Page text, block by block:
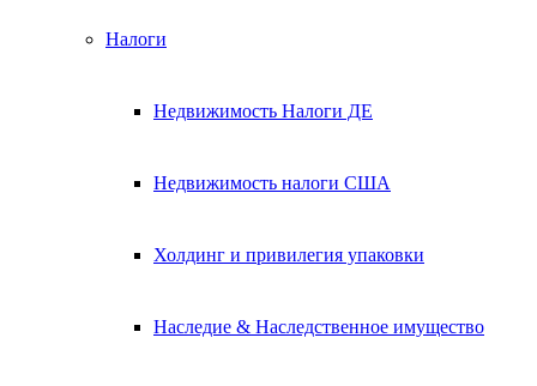
Налоги
Недвижимость Налоги ДЕ
Недвижимость налоги США
Холдинг и привилегия упаковки
Наследие & Наследственное имущество